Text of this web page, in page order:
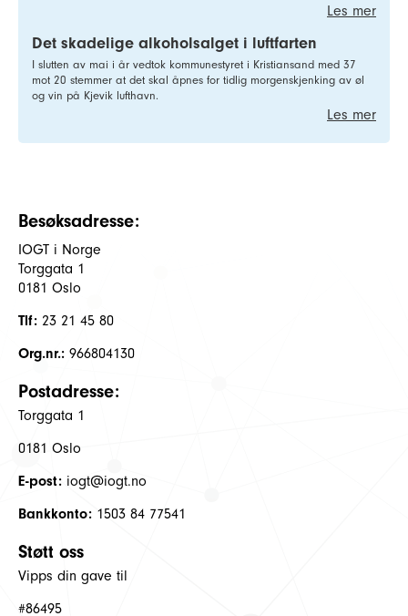
Les mer
Det skadelige alkoholsalget i luftfarten
I slutten av mai i år vedtok kommunestyret i Kristiansand med 37
mot 20 stemmer at det skal åpnes for tidlig morgenskjenking av øl
og vin på Kjevik lufthavn.
Les mer
Besøksadresse:
IOGT i Norge
Torggata 1
0181 Oslo
Tlf: 23 21 45 80
Org.nr.: 966804130
Postadresse:
Torggata 1
0181 Oslo
E-post: iogt@iogt.no
Bankkonto: 1503 84 77541
Støtt oss
Vipps din gave til
#86495